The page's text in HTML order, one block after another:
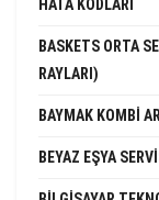
HATA KODLARI
BASKETS ORTA
RAYLARI)
BAYMAK KOMBI
BEYAZ EŞYA